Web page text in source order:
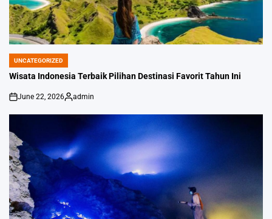
POSTED
IN
UNCATEGORIZED
Wisata Indonesia Terbaik Pilihan Destinasi Favorit Tahun Ini
on
June 22, 2026
Posted
admin